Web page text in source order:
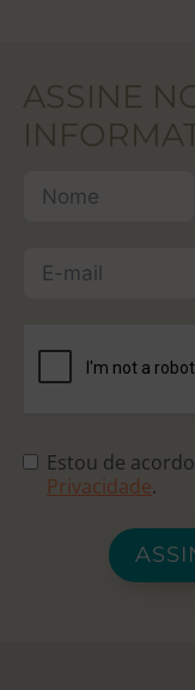
ASSINE
Estou de
Privacidade.